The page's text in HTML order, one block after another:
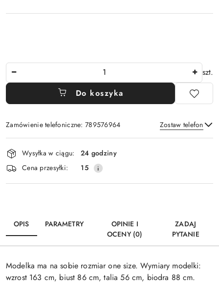
szt.
Do koszyka
Zamówienie telefoniczne: 789576964 Zostaw telefon
Wyślij
Dostępność
i
dostawa
Wysyłka w ciągu:
24 godziny
Cena przesyłki:
15
OPIS PARAMETRY
OPINIE I
OCENY (0)
ZADAJ
PYTANIE
Modelka ma na sobie rozmiar one size. Wymiary modelki:
wzrost 163 cm, biust 86 cm, talia 56 cm, biodra 88 cm.